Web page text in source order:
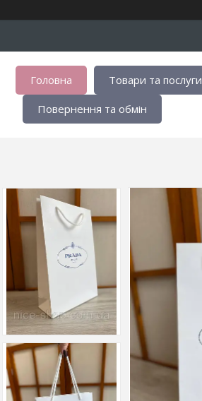
Головна Товари та послуги
Повернення та обмін